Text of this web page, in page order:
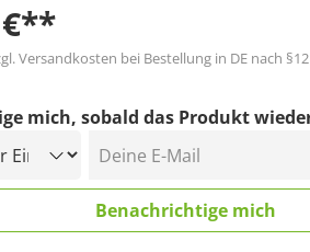
Versandkosten bei Bestellung in DE nach §12
mich, sobald das Produkt
Deine E-Mail
Benachrichtige mich